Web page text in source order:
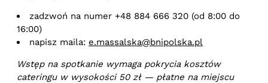
zadzwoń na numer +48 884 666 320 (od 8:00 do
16:00)
napisz maila: e.massalska@bnipolska.pl
Wstęp na spotkanie wymaga pokrycia kosztów
cateringu w wysokości 50 zł — płatne na miejscu